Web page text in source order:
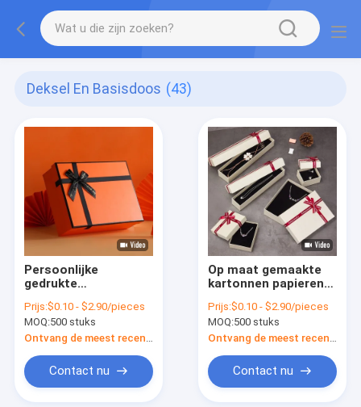
Deksel En Basisdoos (43)
Persoonlijke
gedrukte
voor hoeden
Speelgoed Boksen
Handschoenen
Huishoudelijke
artikelen Cosmetica
T-shirt Parfum Bloem
Prijs:$0.10 - $2.90/pieces
MOQ:500 stuks
Contact nu
Op maat gemaakte
kartonnen papieren
cadeaubon
juwelendoos met
schuiminvoeging en
100% gerecycled
papier
Prijs:$0.10 - $2.90/pieces
MOQ:500 stuks
Contact nu